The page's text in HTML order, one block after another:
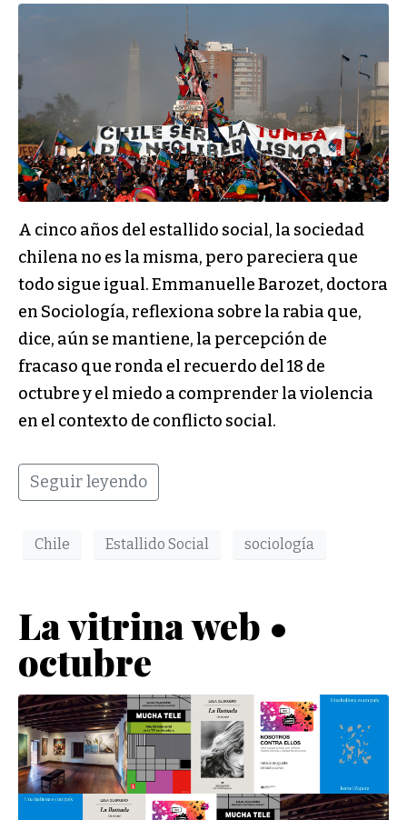
A cinco años del estallido social, la sociedad
chilena no es la misma, pero pareciera que
todo sigue igual. Emmanuelle Barozet, doctora
en Sociología, reflexiona sobre la rabia que,
dice, aún se mantiene, la percepción de
fracaso que ronda el recuerdo del 18 de
octubre y el miedo a comprender la violencia
en el contexto de conflicto social.
Seguir leyendo
Chile Estallido Social sociología
La vitrina web •
octubre